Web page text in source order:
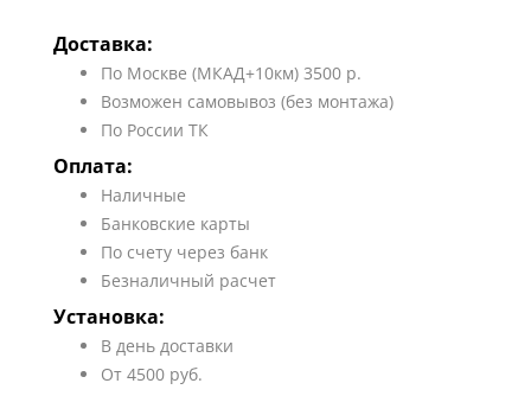
Доставка:
По Москве (МКАД+10км) 3500 р.
Возможен самовывоз (без монтажа)
По России ТК
Оплата:
Наличные
Банковские карты
По счету через банк
Безналичный расчет
Установка:
В день доставки
От 4500 руб.